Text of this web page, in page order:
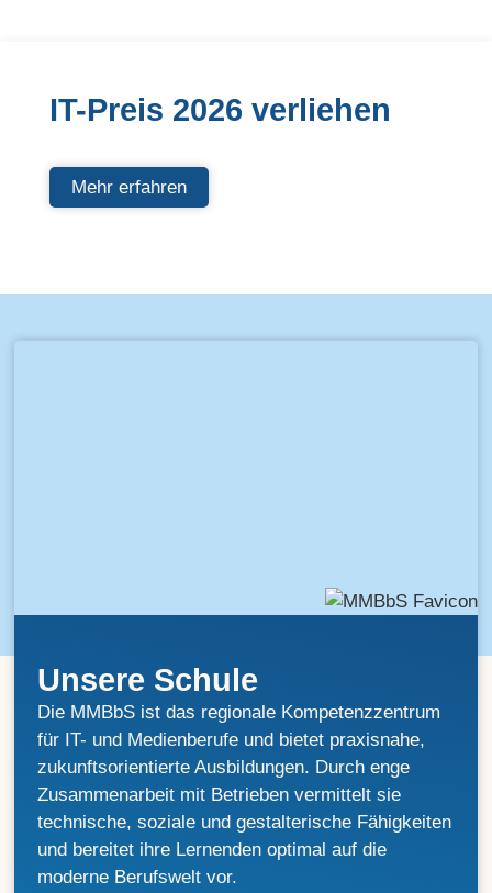
IT-Preis 2026 verliehen
Mehr erfahren
Unsere Schule
Die MMBbS ist das regionale Kompetenzzentrum
für IT- und Medienberufe und bietet praxisnahe,
zukunftsorientierte Ausbildungen. Durch enge
Zusammenarbeit mit Betrieben vermittelt sie
technische, soziale und gestalterische Fähigkeiten
und bereitet ihre Lernenden optimal auf die
moderne Berufswelt vor.